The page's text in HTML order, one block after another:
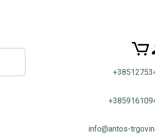
info@antos-